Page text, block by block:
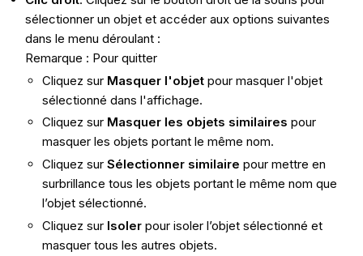
sélectionner un objet et accéder aux options suivantes
dans le menu déroulant :
Remarque : Pour quitter
Cliquez sur Masquer l'objetpour masquer l'objet
sélectionné dans l'affichage.
Cliquez sur Masquer les objets similaires pour
masquer les objets portant le même nom.
Cliquez surSélectionner similaire pour mettre en
surbrillance tous les objets portant le même nom que
l’objet sélectionné.
Cliquez sur Isoler pour isoler l’objet sélectionné et
masquer tous les autres objets.